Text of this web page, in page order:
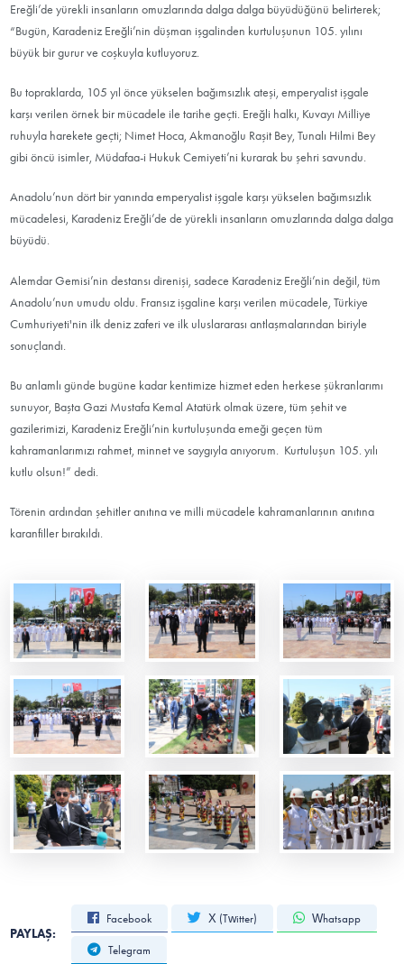
Ereğli’de yürekli insanların omuzlarında dalga dalga büyüdüğünü belirterek;
“Bugün, Karadeniz Ereğli’nin düşman işgalinden kurtuluşunun 105. yılını
büyük bir gurur ve coşkuyla kutluyoruz.
Bu topraklarda, 105 yıl önce yükselen bağımsızlık ateşi, emperyalist işgale
karşı verilen örnek bir mücadele ile tarihe geçti. Ereğli halkı, Kuvayı Milliye
ruhuyla harekete geçti; Nimet Hoca, Akmanoğlu Raşit Bey, Tunalı Hilmi Bey
gibi öncü isimler, Müdafaa-i Hukuk Cemiyeti’ni kurarak bu şehri savundu.
Anadolu’nun dört bir yanında emperyalist işgale karşı yükselen bağımsızlık
mücadelesi, Karadeniz Ereğli’de de yürekli insanların omuzlarında dalga dalga
büyüdü.
Alemdar Gemisi’nin destansı direnişi, sadece Karadeniz Ereğli’nin değil, tüm
Anadolu’nun umudu oldu. Fransız işgaline karşı verilen mücadele, Türkiye
Cumhuriyeti'nin ilk deniz zaferi ve ilk uluslararası antlaşmalarından biriyle
sonuçlandı.
Bu anlamlı günde bugüne kadar kentimize hizmet eden herkese şükranlarımı
sunuyor, Başta Gazi Mustafa Kemal Atatürk olmak üzere, tüm şehit ve
gazilerimizi, Karadeniz Ereğli’nin kurtuluşunda emeği geçen tüm
kahramanlarımızı rahmet, minnet ve saygıyla anıyorum. Kurtuluşun 105. yılı
kutlu olsun!” dedi.
Törenin ardından şehitler anıtına ve milli mücadele kahramanlarının anıtına
karanfiller bırakıldı.
PAYLAŞ:
Facebook X (Twitter) Whatsapp
Telegram